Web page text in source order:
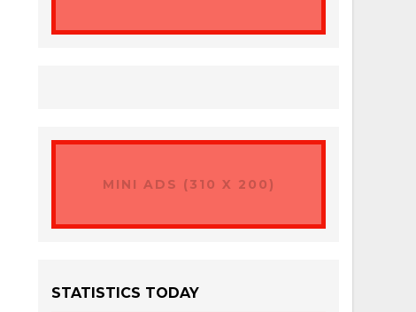
MINI ADS (310 X 200)
STATISTICS TODAY